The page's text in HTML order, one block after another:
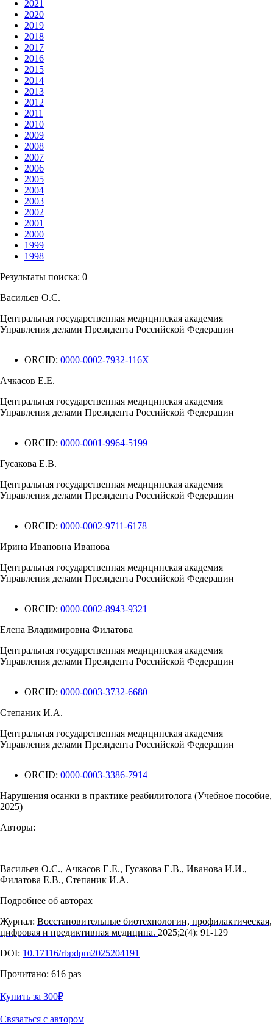
2021
2020
2019
2018
2017
2016
2015
2014
2013
2012
2011
2010
2009
2008
2007
2006
2005
2004
2003
2002
2001
2000
1999
1998
Результаты поиска: 0
Васильев О.С.
Центральная государственная медицинская академия
Управления делами Президента Российской Федерации
ORCID: 0000-0002-7932-116X
Ачкасов Е.Е.
Центральная государственная медицинская академия
Управления делами Президента Российской Федерации
ORCID: 0000-0001-9964-5199
Гусакова Е.В.
Центральная государственная медицинская академия
Управления делами Президента Российской Федерации
ORCID: 0000-0002-9711-6178
Ирина Ивановна Иванова
Центральная государственная медицинская академия
Управления делами Президента Российской Федерации
ORCID: 0000-0002-8943-9321
Елена Владимировна Филатова
Центральная государственная медицинская академия
Управления делами Президента Российской Федерации
ORCID: 0000-0003-3732-6680
Степаник И.А.
Центральная государственная медицинская академия
Управления делами Президента Российской Федерации
ORCID: 0000-0003-3386-7914
Нарушения осанки в практике реабилитолога (Учебное пособие,
2025)
Авторы:
Васильев О.С., Ачкасов Е.Е., Гусакова Е.В., Иванова И.И.,
Филатова Е.В., Степаник И.А.
Подробнее об авторах
Журнал: Восстановительные биотехнологии, профилактическая,
цифровая и предиктивная медицина. 2025;2(4): 91‑129
DOI: 10.17116/rbpdpm2025204191
Прочитано: 616 раз
Купить за 300₽
Связаться с автором